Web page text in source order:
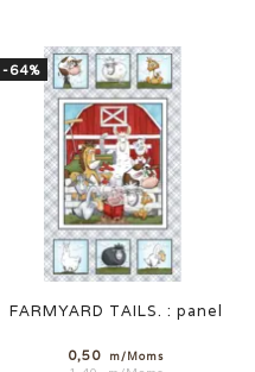
-64%
FARMYARD TAILS. : panel
0,50 m/Moms